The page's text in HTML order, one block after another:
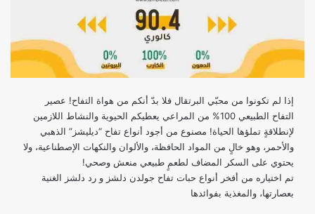
إذا لم تكونوا من محبّي البرتقال فلا بدّ أنكم من هواة التفاح! عصير
التفاح الطبيعي 100% من المراعي يعطيكم الحيوية والنشاط اللازمين
لإنطلاقةٍ تملؤها الحياة! مصنوع من أجود أنواع تفاح “ديليشز” الذهبي
والأحمر، وهو خالٍ من المواد الحافظة، والألوان والنكهات الإصطناعية، ولا
يحتوي على السكر المضاف لطعمٍ طبيعي منعش وصحي!
تم اختياره من أفخر أنواع حبات تفاح جولدن دلشز و رد دلشز الغنية
بعصارتها، والمغذية بفوائدها